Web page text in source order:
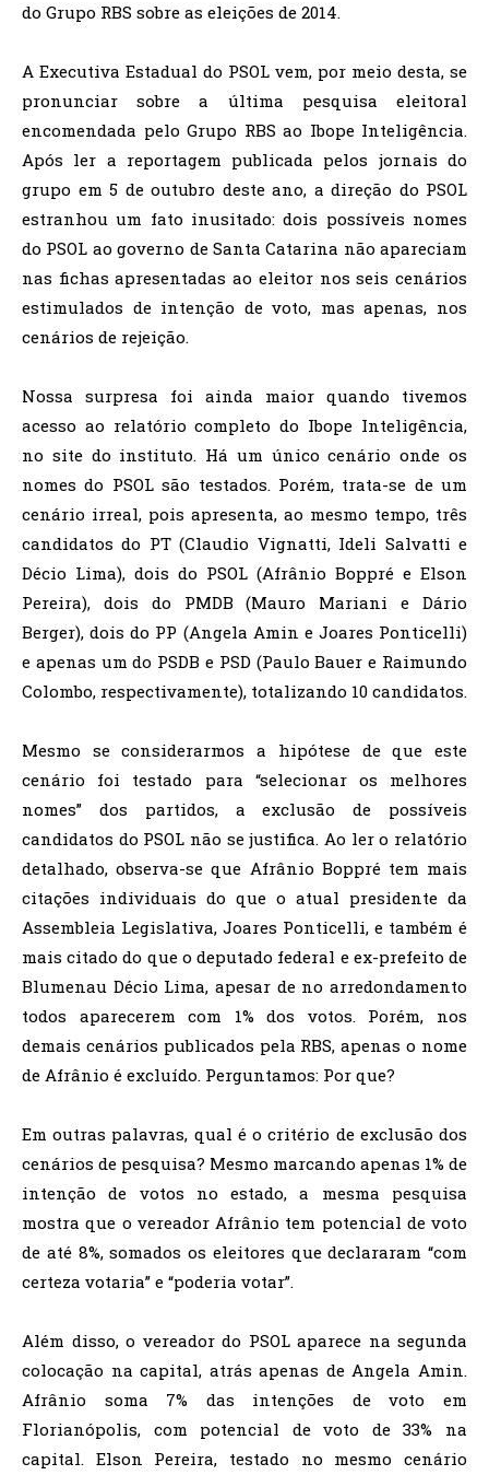
do Grupo RBS sobre as eleições de 2014.
A Executiva Estadual do PSOL vem, por meio desta, se
pronunciar sobre a última pesquisa eleitoral
encomendada pelo Grupo RBS ao Ibope Inteligência.
Após ler a reportagem publicada pelos jornais do
grupo em 5 de outubro deste ano, a direção do PSOL
estranhou um fato inusitado: dois possíveis nomes
do PSOL ao governo de Santa Catarina não apareciam
nas fichas apresentadas ao eleitor nos seis cenários
estimulados de intenção de voto, mas apenas, nos
cenários de rejeição.
Nossa surpresa foi ainda maior quando tivemos
acesso ao relatório completo do Ibope Inteligência,
no site do instituto. Há um único cenário onde os
nomes do PSOL são testados. Porém, trata-se de um
cenário irreal, pois apresenta, ao mesmo tempo, três
candidatos do PT (Claudio Vignatti, Ideli Salvatti e
Décio Lima), dois do PSOL (Afrânio Boppré e Elson
Pereira), dois do PMDB (Mauro Mariani e Dário
Berger), dois do PP (Angela Amin e Joares Ponticelli)
e apenas um do PSDB e PSD (Paulo Bauer e Raimundo
Colombo, respectivamente), totalizando 10 candidatos.
Mesmo se considerarmos a hipótese de que este
cenário foi testado para “selecionar os melhores
nomes” dos partidos, a exclusão de possíveis
candidatos do PSOL não se justifica. Ao ler o relatório
detalhado, observa-se que Afrânio Boppré tem mais
citações individuais do que o atual presidente da
Assembleia Legislativa, Joares Ponticelli, e também é
mais citado do que o deputado federal e ex-prefeito de
Blumenau Décio Lima, apesar de no arredondamento
todos aparecerem com 1% dos votos. Porém, nos
demais cenários publicados pela RBS, apenas o nome
de Afrânio é excluído. Perguntamos: Por que?
Em outras palavras, qual é o critério de exclusão dos
cenários de pesquisa? Mesmo marcando apenas 1% de
intenção de votos no estado, a mesma pesquisa
mostra que o vereador Afrânio tem potencial de voto
de até 8%, somados os eleitores que declararam “com
certeza votaria” e “poderia votar”.
Além disso, o vereador do PSOL aparece na segunda
colocação na capital, atrás apenas de Angela Amin.
Afrânio soma 7% das intenções de voto em
Florianópolis, com potencial de voto de 33% na
capital. Elson Pereira, testado no mesmo cenário